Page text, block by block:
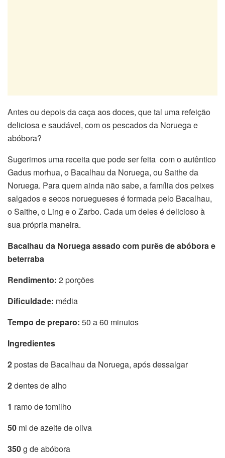
Antes ou depois da caça aos doces, que tal uma refeição
deliciosa e saudável, com os pescados da Noruega e
abóbora?
Sugerimos uma receita que pode ser feita com o autêntico
Gadus morhua, o Bacalhau da Noruega, ou Saithe da
Noruega. Para quem ainda não sabe, a família dos peixes
salgados e secos noruegueses é formada pelo Bacalhau,
o Saithe, o Ling e o Zarbo. Cada um deles é delicioso à
sua própria maneira.
Bacalhau da Noruega assado com purês de abóbora e
beterraba
Rendimento: 2 porções
Dificuldade: média
Tempo de preparo: 50 a 60 minutos
Ingredientes
2postas de Bacalhau da Noruega, após dessalgar
2dentes de alho
1 ramo de tomilho
50 ml de azeite de oliva
350g de abóbora